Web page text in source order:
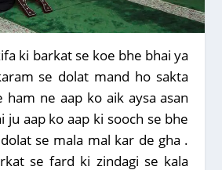
ki barkat se koe bhe bhai ya
se dolat mand ho sakta
ham ne aap ko aik aysa asan
ju aap ko aap ki sooch se bhe
se mala mal kar de gha .
se fard ki zindagi se kala